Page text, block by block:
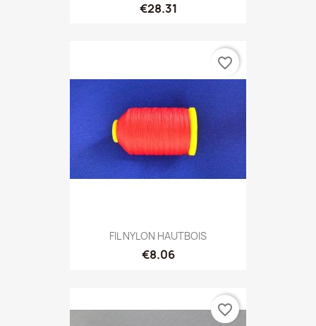
€28.31
FIL NYLON HAUTBOIS
€8.06
favorite_border
favorite_border